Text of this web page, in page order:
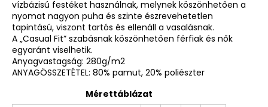
vízbázisú festéket használnak, melynek köszönhetően a
nyomat nagyon puha és szinte észrevehetetlen
tapintású, viszont tartós és ellenáll a vasalásnak.
A „Casual Fit” szabásnak köszönhetően férfiak és nők
egyaránt viselhetik.
Anyagvastagság: 280g/m2
ANYAGÖSSZETÉTEL: 80% pamut, 20% poliészter
Mérettáblázat